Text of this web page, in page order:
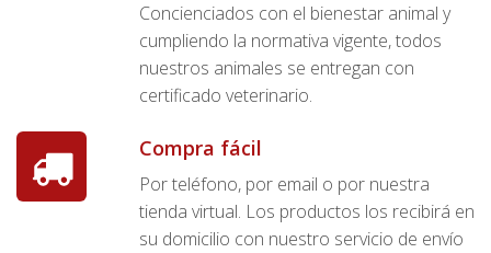
Concienciados con el bienestar animal y
cumpliendo la normativa vigente, todos
nuestros animales se entregan con
certificado veterinario.
Compra fácil
Por teléfono, por email o por nuestra
tienda virtual. Los productos los recibirá en
su domicilio con nuestro servicio de envío